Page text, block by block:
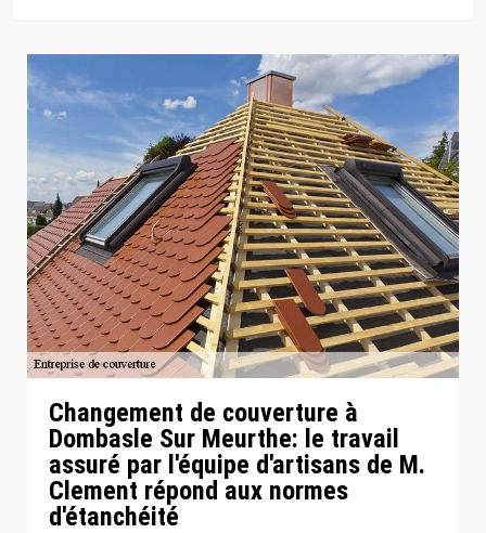
Changement de couverture à
Dombasle Sur Meurthe: le travail
assuré par l'équipe d'artisans de M.
Clement répond aux normes
d'étanchéité